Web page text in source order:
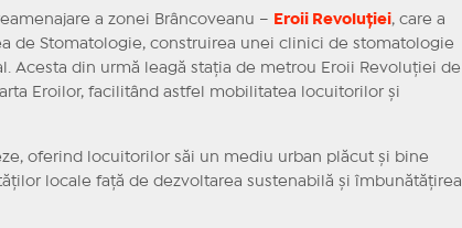
a zonei Brâncoveanu – Eroii Revoluției, care a
de Stomatologie, construirea unei clinici de stomatologie
Acesta din urmă leagă stația de metrou Eroii Revoluției de
Eroilor, facilitând astfel mobilitatea locuitorilor și
oferind locuitorilor săi un mediu urban plăcut și bine
locale față de dezvoltarea sustenabilă și îmbunătățirea